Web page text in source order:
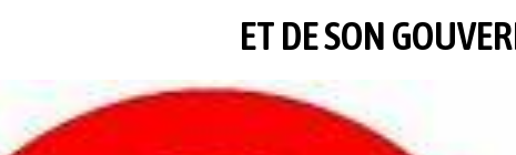
ET DE SON